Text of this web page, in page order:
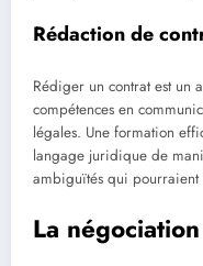
Rédaction de
Rédiger un contrat est un
compétences en
légales. Une formation
langage juridique de
ambiguïtés qui pourraient
La